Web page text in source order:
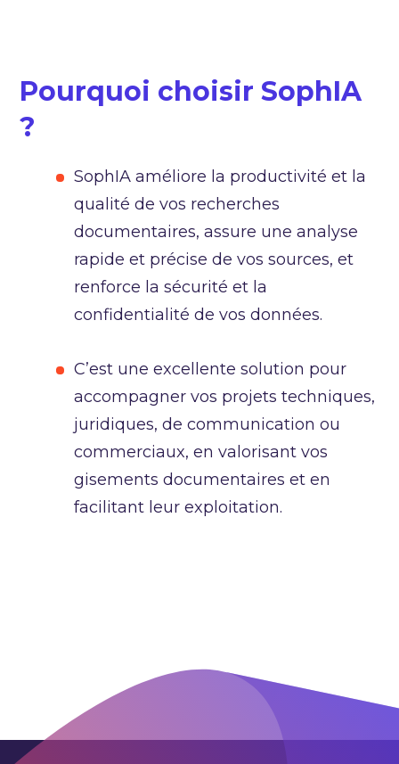
Pourquoi choisir SophIA
?
SophIA améliore la productivité et la
qualité de vos recherches
documentaires, assure une analyse
rapide et précise de vos sources, et
renforce la sécurité et la
confidentialité de vos données.
C’est une excellente solution pour
accompagner vos projets techniques,
juridiques, de communication ou
commerciaux, en valorisant vos
gisements documentaires et en
facilitant leur exploitation.